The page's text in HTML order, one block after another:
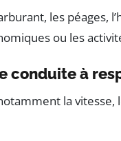
les péages,
ou les
conduite à
la